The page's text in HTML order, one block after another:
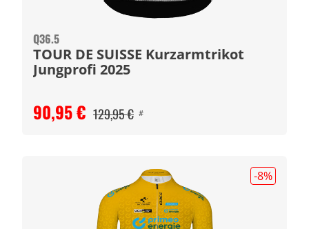
Q36.5
TOUR DE SUISSE Kurzarmtrikot
Jungprofi 2025
90,95 € 129,95 € #
-8%